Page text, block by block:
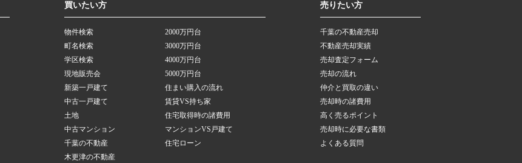
買いたい方
物件検索
町名検索
学区検索
現地販売会
新築一戸建て
中古一戸建て
土地
中古マンション
千葉の不動産
木更津の不動産
2000万円台
3000万円台
4000万円台
5000万円台
住まい購入の流れ
賃貸VS持ち家
住宅取得時の諸費用
マンションVS戸建て
住宅ローン
売りたい方
千葉の不動産売却
不動産売却実績
売却査定フォーム
売却の流れ
仲介と買取の違い
売却時の諸費用
高く売るポイント
売却時に必要な書類
よくある質問